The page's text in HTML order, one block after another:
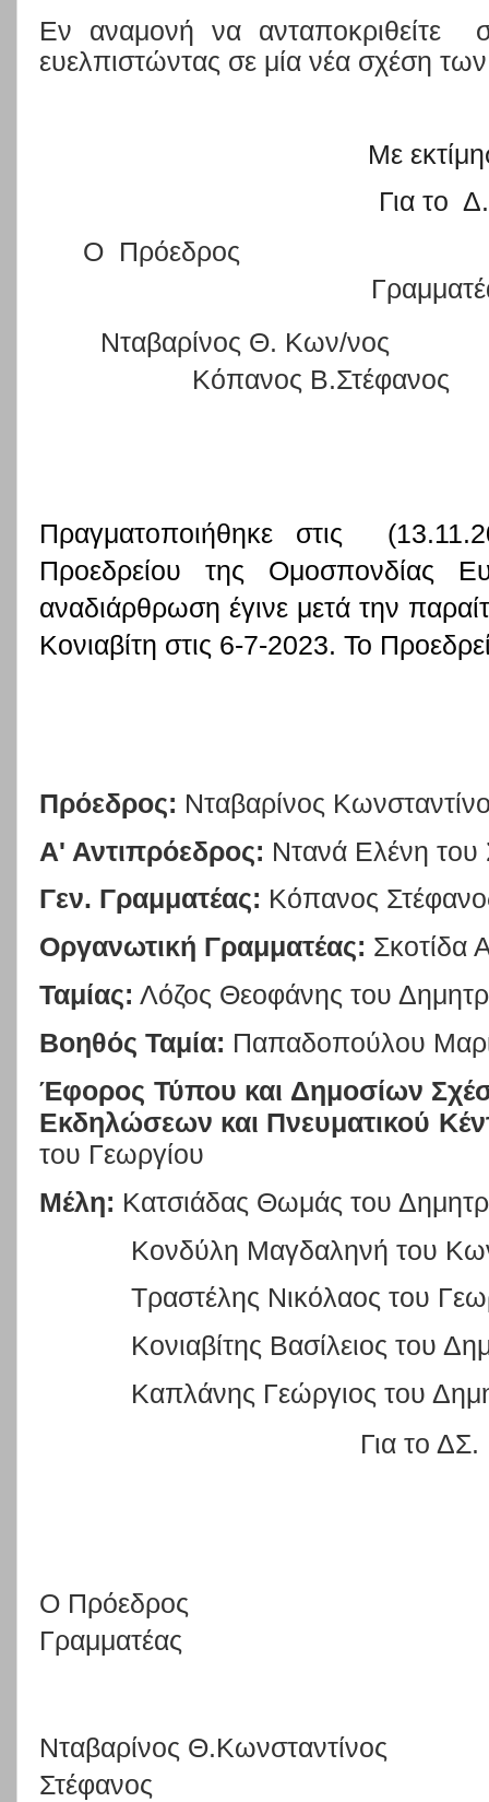
Εν αναμονή να ανταποκριθείτε
ευελπιστώντας σε μία νέα σχέση
Με
Για το
Ο
Πρόεδρος
Νταβαρίνος Θ. Κων/νος
Κόπανος
Πραγματοποιήθηκε στις
Προεδρείου της Ομοσπονδίας
αναδιάρθρωση έγινε μετά την
Κονιαβίτη στις 6-7-2023. Το
Πρόεδρος: Νταβαρίνος
Α' Αντιπρόεδρος: Ντανά Ελένη του
Γεν. Γραμματέας: Κόπανος
Οργανωτική Γραμματέας: Σκοτίδα
Ταμίας: Λόζος Θεοφάνης του
Βοηθός Ταμία: Παπαδοπούλου
Έφορος Τύπου και Δημοσίων
Εκδηλώσεων και Πνευματικού
του Γεωργίου
Μέλη: Κατσιάδας Θωμάς του
Κονδύλη Μαγδαληνή του
Τραστέλης Νικόλαος του
Κονιαβίτης Βασίλειος του
Καπλάνης Γεώργιος του
Για το ΔΣ.
Ο Πρόεδρος
Γραμματέας
Νταβαρίνος Θ.Κωνσταντίνος
Στέφανος